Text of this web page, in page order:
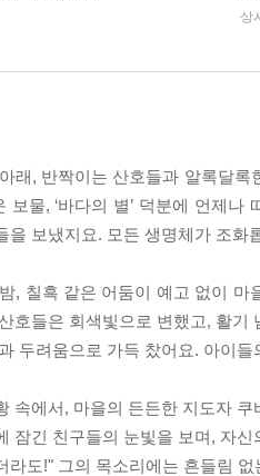
상
래, 반짝이는 산호들과 알록달
보물, ‘바다의 별’ 덕분에 언제
을 보냈지요. 모든 생명체가 조화
, 칠흑 같은 어둠이 예고 없이
호들은 회색빛으로 변했고, 활
두려움으로 가득 찼어요. 아이
속에서, 마을의 든든한 지도자
잠긴 친구들의 눈빛을 보며, 자
라도!" 그의 목소리에는 흔들림